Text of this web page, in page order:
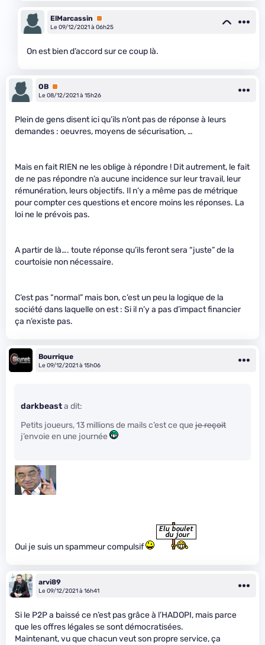
ElMarcassin
Premium
Le 09/12/2021 à 06h25
On est bien d’accord sur ce coup là.
OB Premium
Le 08/12/2021 à 15h26
Plein de gens disent ici qu’ils n’ont pas de réponse à leurs
demandes : oeuvres, moyens de sécurisation, …
Mais en fait RIEN ne les oblige à répondre ! Dit autrement, le fait
de ne pas répondre n’a aucune incidence sur leur travail, leur
rémunération, leurs objectifs. Il n’y a même pas de métrique
pour compter ces questions et encore moins les réponses. La
loi ne le prévois pas.
A partir de là…. toute réponse qu’ils feront sera “juste” de la
courtoisie non nécessaire.
C’est pas “normal” mais bon, c’est un peu la logique de la
société dans laquelle on est : Si il n’y a pas d’impact financier
ça n’existe pas.
Bourrique
Le 09/12/2021 à 15h06
darkbeasta dit:
Petits joueurs, 13 millions de mails c’est ce que je reçoit
j’envoie en une journée
Oui je suis un spammeur compulsif
arvi89
Le 09/12/2021 à 16h41
Si le P2P a baissé ce n’est pas grâce à l’HADOPI, mais parce
que les offres légales se sont démocratisées.
Maintenant, vu que chacun veut son propre service, ça